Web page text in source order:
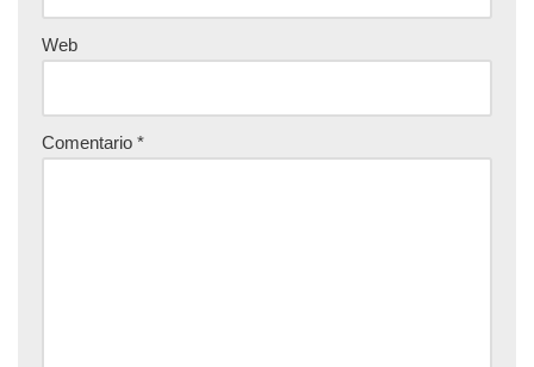
Web
Comentario *